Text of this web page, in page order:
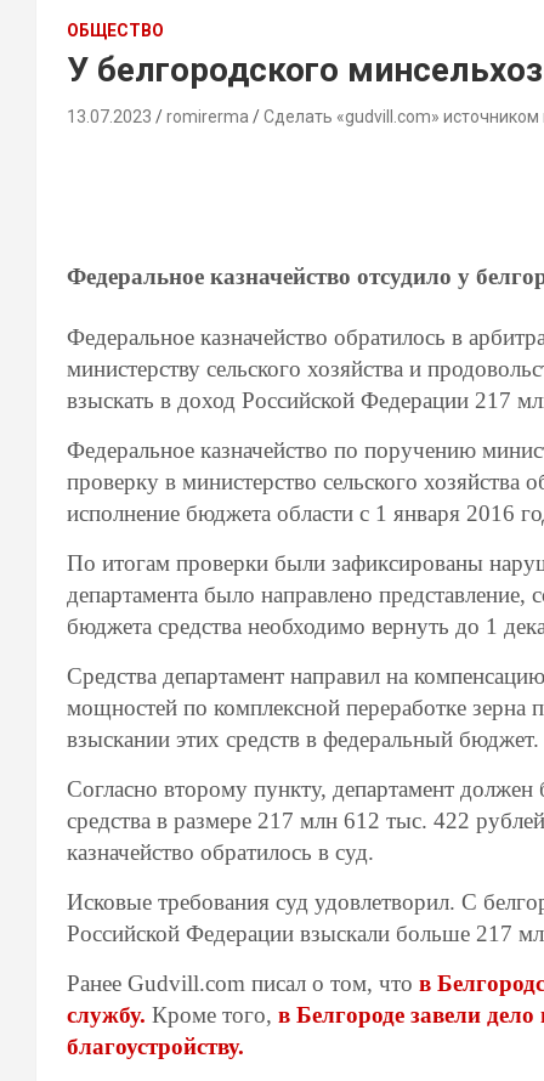
ОБЩЕСТВО
У белгородского
13.07.2023 romirerma Сделать «gudvill.com» источником
Федеральное казначейство отсудило у
Федеральное казначейство обратилось в
министерству сельского хозяйства и
взыскать в доход Российской Федерации 217
Федеральное казначейство по поручению
проверку в министерство сельского
исполнение бюджета области с 1 января 2016
По итогам проверки были зафиксированы
департамента было направлено представление,
бюджета средства необходимо вернуть до 1
Средства департамент направил на
мощностей по комплексной переработке
взыскании этих средств в федеральный бюджет.
Согласно второму пункту, департамент
средства в размере 217 млн 612 тыс. 422
казначейство обратилось в суд.
Исковые требования суд удовлетворил. С
Российской Федерации взыскали больше 217
Ранее Gudvill.com писал о том, что в
службу. Кроме того, в Белгороде завели
благоустройству.